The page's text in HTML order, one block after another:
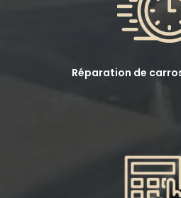
Réparation de